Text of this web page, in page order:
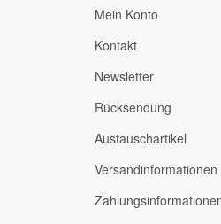
Mein Konto
Kontakt
Newsletter
Rücksendung
Austauschartikel
Versandinformationen